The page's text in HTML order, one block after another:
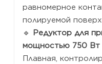
равномерное
полируемой
🔹 Редуктор для
мощностью 750 Вт
Плавная,